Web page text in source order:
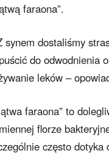
faraona”.
synem dostaliśmy
do odwodnienia
leków –
faraona” to
florze
często